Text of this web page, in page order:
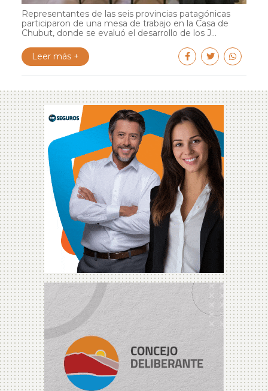
Representantes de las seis provincias patagónicas
participaron de una mesa de trabajo en la Casa de
Chubut, donde se evaluó el desarrollo de los J...
Leer más +